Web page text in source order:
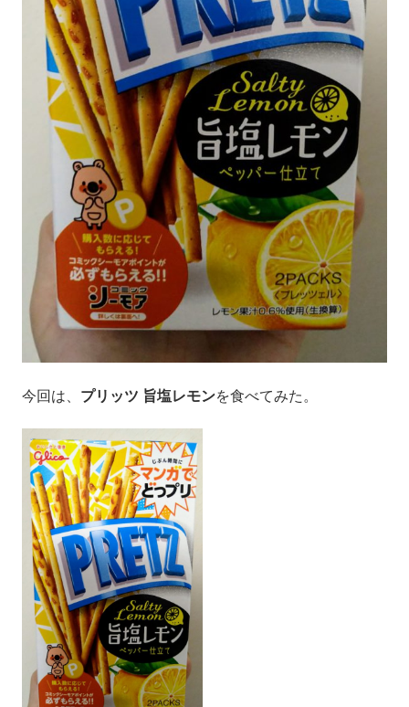
っ
て
み
た
ル
ポ
【衝
撃
の
結
末】
今回は、 プリッツ 旨塩レモンを食べてみた。